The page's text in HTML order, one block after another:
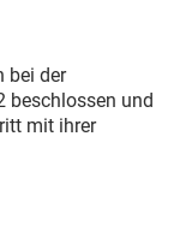
bei der
beschlossen und
mit ihrer